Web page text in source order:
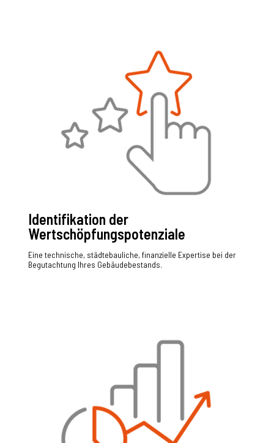
Identifikation der
Wertschöpfungspotenziale
Eine technische, städtebauliche, finanzielle Expertise bei der
Begutachtung Ihres Gebäudebestands.